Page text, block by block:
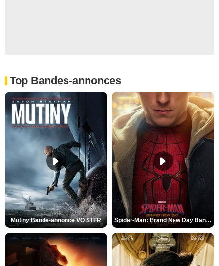
Top Bandes-annonces
Mutiny Bande-annonce VO STFR Spider-Man: Brand New Day Bande-annonce VO STFR